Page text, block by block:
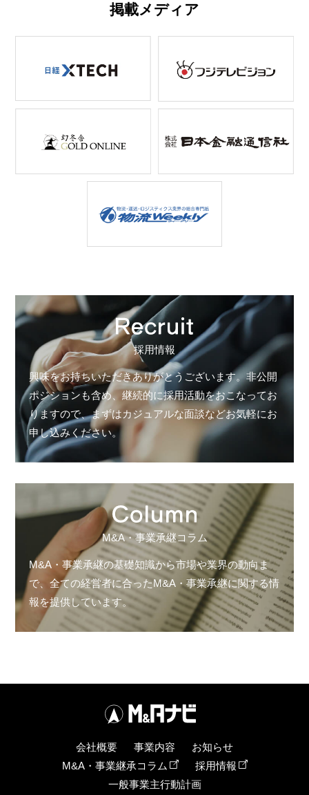
掲載メディア
採用情報
興味をお持ちいただきありがとうございます。非公開
ポジションも含め、継続的に採用活動をおこなってお
りますので、まずはカジュアルな面談などお気軽にお
申し込みください。
M&A・事業承継コラム
M&A・事業承継の基礎知識から市場や業界の動向ま
で、全ての経営者に合ったM&A・事業承継に関する情
報を提供しています。
会社概要 事業内容
お知らせ
M&A・事業継承コラム
採用情報
一般事業主行動計画